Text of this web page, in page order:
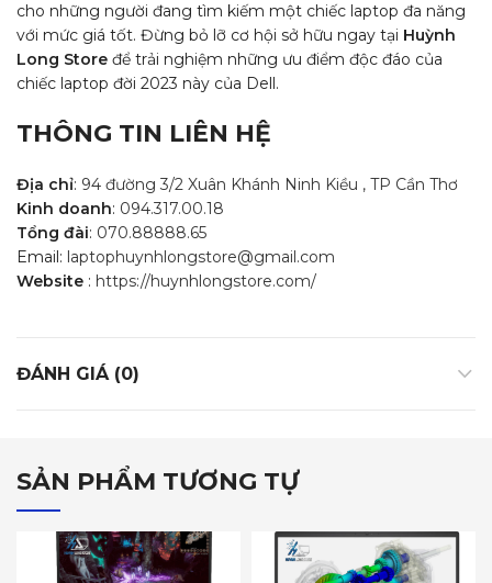
cho những người đang tìm kiếm một chiếc laptop đa năng
với mức giá tốt. Đừng bỏ lỡ cơ hội sở hữu ngay tại Huỳnh
Long Store để trải nghiệm những ưu điểm độc đáo của
chiếc laptop đời 2023 này của Dell.
THÔNG TIN LIÊN HỆ
Địa chỉ: 94 đường 3/2 Xuân Khánh Ninh Kiều , TP Cần Thơ
Kinh doanh: 094.317.00.18
Tổng đài: 070.88888.65
Email: laptophuynhlongstore@gmail.com
Website : https://huynhlongstore.com/
ĐÁNH GIÁ (0)
SẢN PHẨM TƯƠNG TỰ